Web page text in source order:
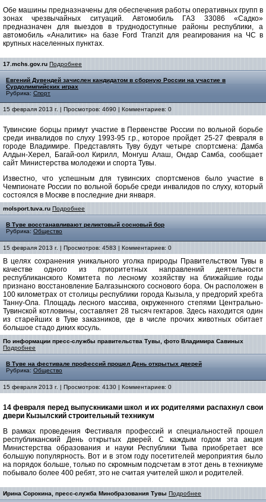
Обе машины предназначены для обеспечения работы оперативных групп в
зонах чрезвычайных ситуаций. Автомобиль ГАЗ 33086 «Садко»
предназначен для выездов в труднодоступные районы республики, а
автомобиль «Аналитик» на базе Ford Tranzit для реагирования на ЧС в
крупных населенных пунктах.
17.mchs.gov.ru Подробнее
Евгений Дувендей зачислен кандидатом в сборную России на участие в
Сурдолимпийских играх
Рубрика: Спорт
15 февраля 2013 г. | Просмотров: 4690 | Комментариев: 0
Тувинские борцы примут участие в Первенстве России по вольной борьбе
среди инвалидов по слуху 1993-95 г.р., которое пройдет 25-27 февраля в
городе Владимире. Представлять Туву будут четыре спортсмена: Дамба
Алдын-Херел, Багай-оол Кирилл, Монгуш Алаш, Ондар Самба, сообщает
сайт Министерства молодежи и спорта Тувы.
Известно, что успешным для тувинских спортсменов было участие в
Чемпионате России по вольной борьбе среди инвалидов по слуху, который
состоялся в Москве в последние дни января.
molsport.tuva.ru Подробнее
В Туве восстанавливают реликтовый сосновый бор
Рубрика: Общество
15 февраля 2013 г. | Просмотров: 4583 | Комментариев: 0
В целях сохранения уникального уголка природы Правительством Тувы в
качестве одного из приоритетных направлений деятельности
республиканского Комитета по лесному хозяйству на ближайшие годы
признано восстановление Балгазынского соснового бора. Он расположен в
100 километрах от столицы республики города Кызыла, у предгорий хребта
Танну-Ола. Площадь лесного массива, окруженного степями Центрально-
Тувинской котловины, составляет 28 тысяч гектаров. Здесь находится один
из старейших в Туве заказников, где в числе прочих животных обитает
большое стадо диких косуль.
По информации пресс-службы правительства Тувы, фото Владимира Савиных
Подробнее
В Туве на фестивале профессий прошел День открытых дверей
Рубрика: Общество
15 февраля 2013 г. | Просмотров: 4130 | Комментариев: 0
14 февраля перед выпускниками школ и их родителями распахнул свои
двери Кызылский строительный техникум
В рамках проведения Фестиваля профессий и специальностей прошел
республиканский День открытых дверей. С каждым годом эта акция
Министерства образования и науки Республики Тыва приобретает все
большую популярность. Вот и в этом году посетителей мероприятия было
на порядок больше, только по скромным подсчетам в этот день в техникуме
побывало более 400 ребят, это не считая учителей школ и родителей.
Ирина Сорокина, пресс-служба Минобразования Тувы Подробнее